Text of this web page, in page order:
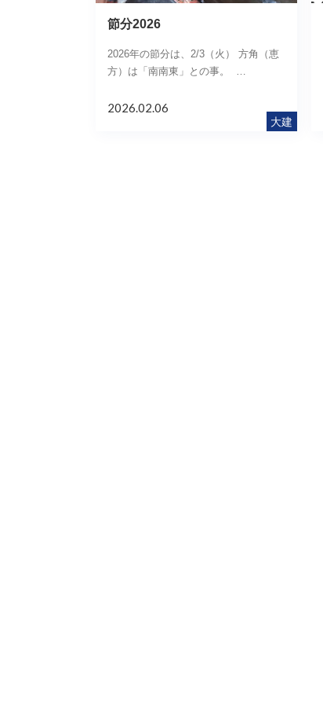
節分2026
2026年の節分は、2/3（火） 方角（恵
方）は「南南東」との事。 …
大建
2026.02.06